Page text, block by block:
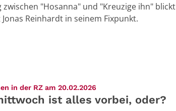
zwischen "Hosanna" und "Kreuzige ihn" blickt
Reinhardt in seinem Fixpunkt.
in der RZ am 20.02.2026
ist alles vorbei, oder?